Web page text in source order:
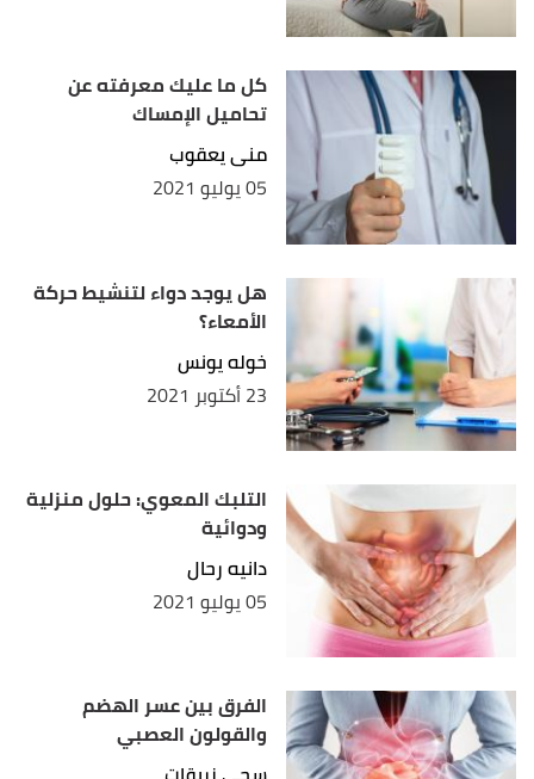
كل ما عليك معرفته عن
تحاميل الإمساك
منى يعقوب
05 يوليو 2021
هل يوجد دواء لتنشيط حركة
الأمعاء؟
خوله يونس
23 أكتوبر 2021
التلبك المعوي: حلول منزلية
ودوائية
دانيه رحال
05 يوليو 2021
الفرق بين عسر الهضم
والقولون العصبي